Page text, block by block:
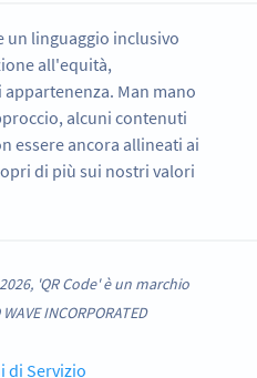
un linguaggio inclusivo
all'equità,
Man mano
alcuni contenuti
essere ancora allineati ai
di più sui nostri valori
'QR Code' è un marchio
INCORPORATED
di Servizio